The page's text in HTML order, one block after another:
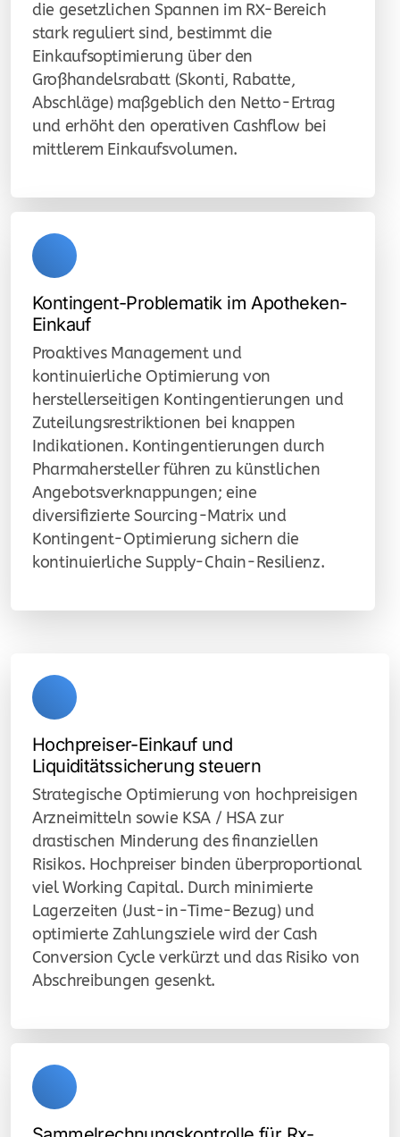
die gesetzlichen Spannen im RX-Bereich
stark reguliert sind, bestimmt die
Einkaufsoptimierung über den
Großhandelsrabatt (Skonti, Rabatte,
Abschläge) maßgeblich den Netto-Ertrag
und erhöht den operativen Cashflow bei
mittlerem Einkaufsvolumen.
Kontingent-Problematik im Apotheken-
Einkauf
Proaktives Management und
kontinuierliche Optimierung von
herstellerseitigen Kontingentierungen und
Zuteilungsrestriktionen bei knappen
Indikationen. Kontingentierungen durch
Pharmahersteller führen zu künstlichen
Angebotsverknappungen; eine
diversifizierte Sourcing-Matrix und
Kontingent-Optimierung sichern die
kontinuierliche Supply-Chain-Resilienz.
Hochpreiser-Einkauf und
Liquiditätssicherung steuern
Strategische Optimierung von hochpreisigen
Arzneimitteln sowie KSA / HSA zur
drastischen Minderung des finanziellen
Risikos. Hochpreiser binden überproportional
viel Working Capital. Durch minimierte
Lagerzeiten (Just-in-Time-Bezug) und
optimierte Zahlungsziele wird der Cash
Conversion Cycle verkürzt und das Risiko von
Abschreibungen gesenkt.